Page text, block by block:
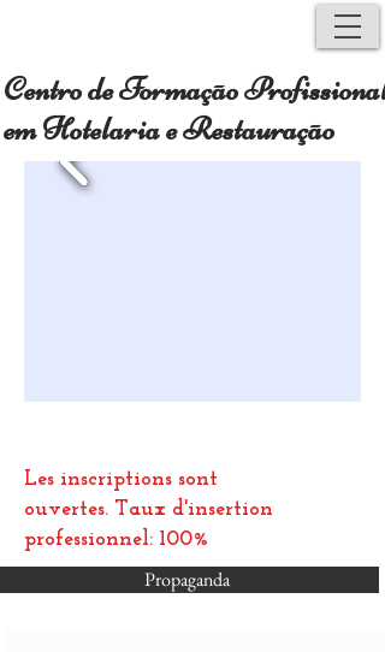
Centro de Formação Profissional
em Hotelaria e Restauração
Propaganda
Les inscriptions sont
ouvertes. Taux d'insertion
professionnel: 100%